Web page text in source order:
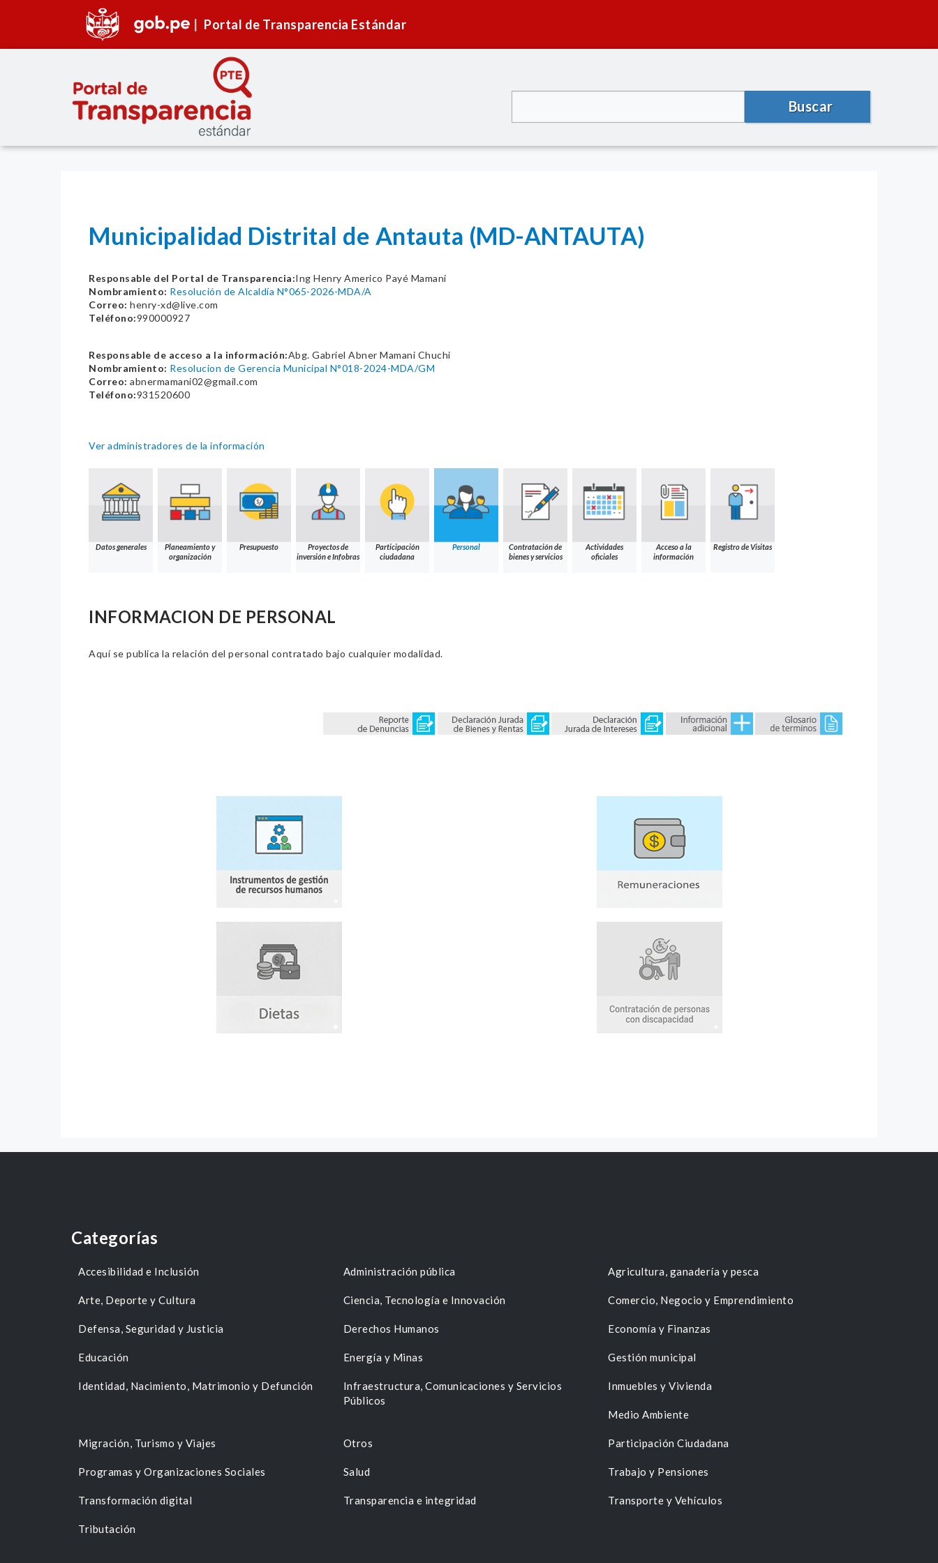
Portal de Transparencia Estándar
Buscar
Municipalidad Distrital de Antauta (MD-ANTAUTA)
Responsable del Portal de Transparencia:Ing Henry Americo Payé Mamani
Nombramiento: Resolución de Alcaldía N°065-2026-MDA/A
Correo: henry-xd@live.com
Teléfono:990000927
Responsable de acceso a la información:Abg. Gabriel Abner Mamani Chuchi
Nombramiento: Resolucion de Gerencia Municipal N°018-2024-MDA/GM
Correo: abnermamani02@gmail.com
Teléfono:931520600
Ver administradores de la información
Datos generales
Planeamiento y
organización
Presupuesto
Proyectos de
inversión e Infobras
Participación
ciudadana
Personal
Contratación de
bienes y servicios
Actividades
oficiales
Acceso a la
información
Registro de Visitas
INFORMACION DE PERSONAL
Aquí se publica la relación del personal contratado bajo cualquier modalidad.
Categorías
Accesibilidad e Inclusión Administración pública Agricultura, ganadería y pesca
Arte, Deporte y Cultura Ciencia, Tecnología e Innovación Comercio, Negocio y Emprendimiento
Defensa, Seguridad y Justicia Derechos Humanos Economía y Finanzas
Educación Energía y Minas Gestión municipal
Identidad, Nacimiento, Matrimonio y Defunción
Infraestructura, Comunicaciones y Servicios
Públicos
Inmuebles y Vivienda
Medio Ambiente
Migración, Turismo y Viajes Otros Participación Ciudadana
Programas y Organizaciones Sociales Salud Trabajo y Pensiones
Transformación digital Transparencia e integridad Transporte y Vehículos
Tributación